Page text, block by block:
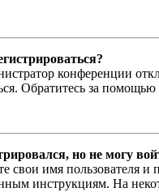
конференции
Обратитесь за
но не могу
свои имя пользователя
инструкциям. На